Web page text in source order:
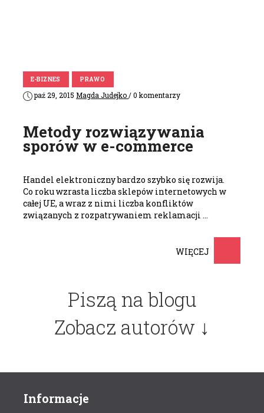
E-BIZNES PRAWO
paź 29, 2015 Magda Judejko/ 0 komentarzy
Metody rozwiązywania
sporów w e-commerce
Handel elektroniczny bardzo szybko się rozwija.
Co roku wzrasta liczba sklepów internetowych w
całej UE, a wraz z nimi liczba konfliktów
związanych z rozpatrywaniem reklamacji …
WIĘCEJ
Piszą na blogu
Zobacz autorów ↓
Informacje